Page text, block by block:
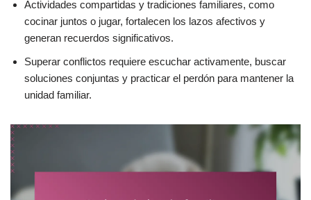
Actividades compartidas y tradiciones familiares, como
cocinar juntos o jugar, fortalecen los lazos afectivos y
generan recuerdos significativos.
Superar conflictos requiere escuchar activamente, buscar
soluciones conjuntas y practicar el perdón para mantener la
unidad familiar.